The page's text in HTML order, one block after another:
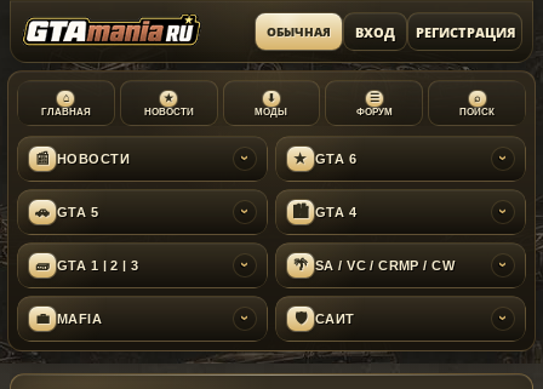
ОБЫЧНАЯ ВХОД РЕГИСТРАЦИЯ
⌂
ГЛАВНАЯ
★
НОВОСТИ
⬇
МОДЫ
☰
ФОРУМ
⌕
ПОИСК
📰 НОВОСТИ › ★ GTA 6 ›
🚗 GTA 5 › 🏙 GTA 4 ›
🧱 GTA 1 | 2 | 3 › 🌴 SA / VC / CRMP / CW ›
💼 MAFIA › 🛡 САЙТ ›